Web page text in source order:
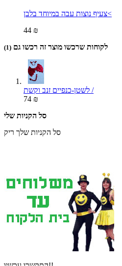
צעיף נוצות עבה במיוחד בלבן<
44 ₪
לקוחות שרכשו מוצר זה רכשו גם (1)
לשטן-כנפיים זנב וקשת /
74 ₪
סל הקניות שלי
סל הקניות שלך ריק